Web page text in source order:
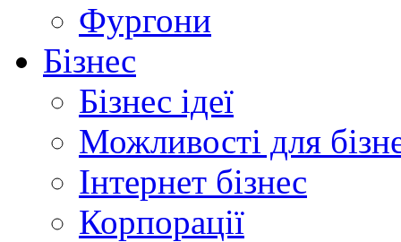
Фургони
Бізнес
Бізнес ідеї
Можливості для
Інтернет бізнес
Корпорації